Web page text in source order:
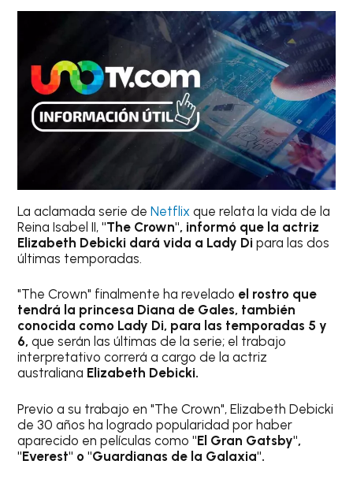
La aclamada serie deNetflix que relata la vida de la
Reina Isabel II,"The Crown", informó que la actriz
Elizabeth Debicki dará vida a Lady Di para las dos
últimas temporadas.
"The Crown" finalmente ha revelado el rostro que
tendrá la princesa Diana de Gales, también
conocida como Lady Di, para las temporadas 5 y
6, que serán las últimas de la serie; el trabajo
interpretativo correrá a cargo de la actriz
australiana Elizabeth Debicki.
Previo a su trabajo en "The Crown", Elizabeth Debicki
de 30 años ha logrado popularidad por haber
aparecido en películas como"El Gran Gatsby",
"Everest" o "Guardianas de la Galaxia".